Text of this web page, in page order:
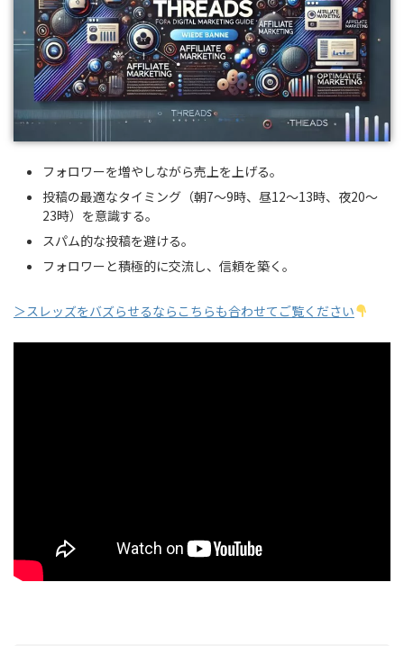
フォロワーを増やしながら売上を上げる。
投稿の最適なタイミング（朝7～9時、昼12～13時、夜20～
23時）を意識する。
スパム的な投稿を避ける。
フォロワーと積極的に交流し、信頼を築く。
＞スレッズをバズらせるならこちらも合わせてご覧ください